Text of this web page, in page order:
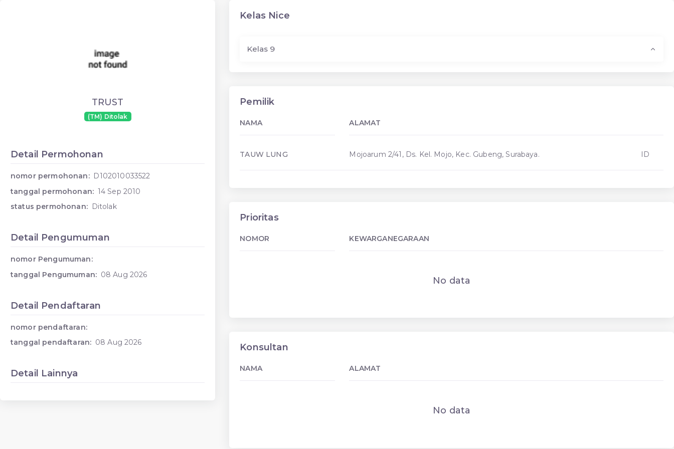
TRUST
(TM) Ditolak
Detail Permohonan
nomor permohonan: D102010033522
tanggal permohonan: 14 Sep 2010
status permohonan: Ditolak
Detail Pengumuman
nomor Pengumuman:
tanggal Pengumuman: 08 Aug 2026
Detail Pendaftaran
nomor pendaftaran:
tanggal pendaftaran: 08 Aug 2026
Detail Lainnya
Kelas Nice
Kelas 9
Pemilik
NAMA ALAMAT
TAUW LUNG Mojoarum 2/41, Ds. Kel. Mojo, Kec. Gubeng, Surabaya. ID
Prioritas
NOMOR KEWARGANEGARAAN
No data
Konsultan
NAMA ALAMAT
No data